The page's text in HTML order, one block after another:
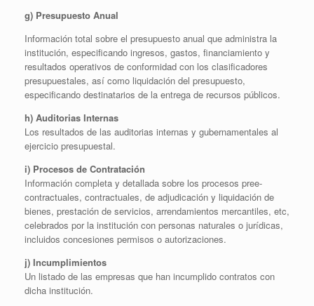
g) Presupuesto Anual
Información total sobre el presupuesto anual que administra la
institución, especificando ingresos, gastos, financiamiento y
resultados operativos de conformidad con los clasificadores
presupuestales, así como liquidación del presupuesto,
especificando destinatarios de la entrega de recursos públicos.
h) Auditorias Internas
Los resultados de las auditorias internas y gubernamentales al
ejercicio presupuestal.
i) Procesos de Contratación
Información completa y detallada sobre los procesos pree-
contractuales, contractuales, de adjudicación y liquidación de
bienes, prestación de servicios, arrendamientos mercantiles, etc,
celebrados por la institución con personas naturales o jurídicas,
incluidos concesiones permisos o autorizaciones.
j) Incumplimientos
Un listado de las empresas que han incumplido contratos con
dicha institución.